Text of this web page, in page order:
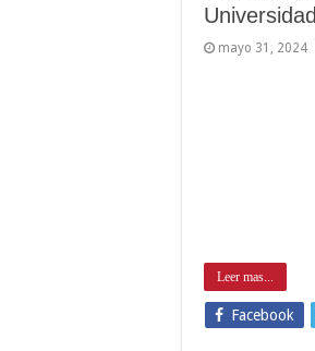
mayo 31, 2024
Leer mas...
Facebook